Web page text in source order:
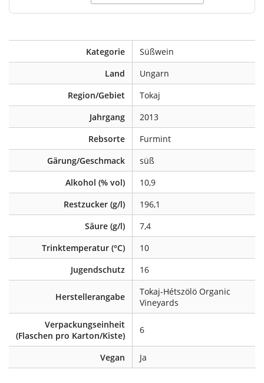
Kategorie
Süßwein
Land
Ungarn
Region/Gebiet
Tokaj
Jahrgang
2013
Rebsorte
Furmint
Gärung/Geschmack
süß
Alkohol (% vol)
10,9
Restzucker (g/l)
196,1
Säure (g/l)
7,4
Trinktemperatur (°C)
10
Jugendschutz
16
Herstellerangabe
Tokaj-Hétszölö Organic
Vineyards
Verpackungseinheit
(Flaschen pro Karton/Kiste)
6
Vegan Ja